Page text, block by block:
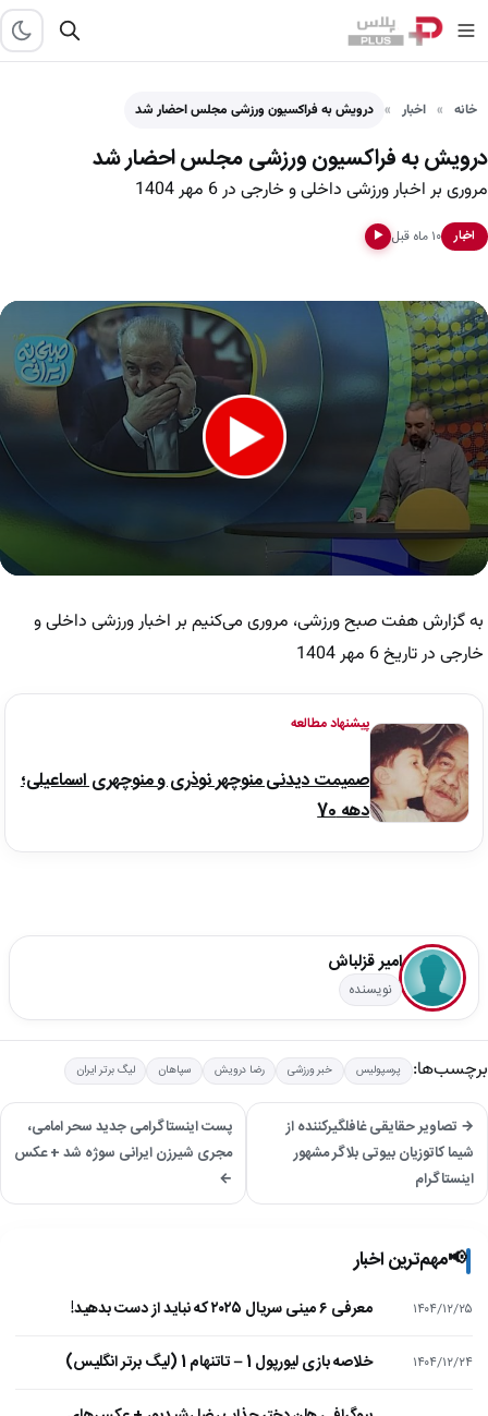
خانه اخبار درویش به فراکسیون ورزشی مجلس احضار شد
درویش به فراکسیون ورزشی مجلس احضار شد
مروری بر اخبار ورزشی داخلی و خارجی در 6 مهر 1404
اخبار ۱۰ ماه قبل ▶
seconds
به گزارش هفت صبح ورزشی، مروری می‌کنیم بر اخبار ورزشی داخلی و
خارجی در تاریخ 6 مهر 1404
پیشنهاد مطالعه
صمیمت دیدنی منوچهر نوذری و منوچهری اسماعیلی؛
دهه 70
امیر قزلباش
نویسنده
برچسب‌ها: پرسپولیس خبر ورزشی رضا درویش سپاهان لیگ برتر ایران
→ تصاویر حقایقی غافلگیرکننده از
شیما کاتوزیان بیوتی بلاگر مشهور
اینستاگرام
پست اینستاگرامی جدید سحر امامی،
مجری شیرزن ایرانی سوژه شد + عکس
←
📢مهم‌ترین اخبار
۱۴۰۴/۱۲/۲۵ معرفی ۶ مینی سریال ۲۰۲۵ که نباید از دست بدهید!
۱۴۰۴/۱۲/۲۴ خلاصه بازی لیورپول 1 – تاتنهام 1 (لیگ برتر انگلیس)